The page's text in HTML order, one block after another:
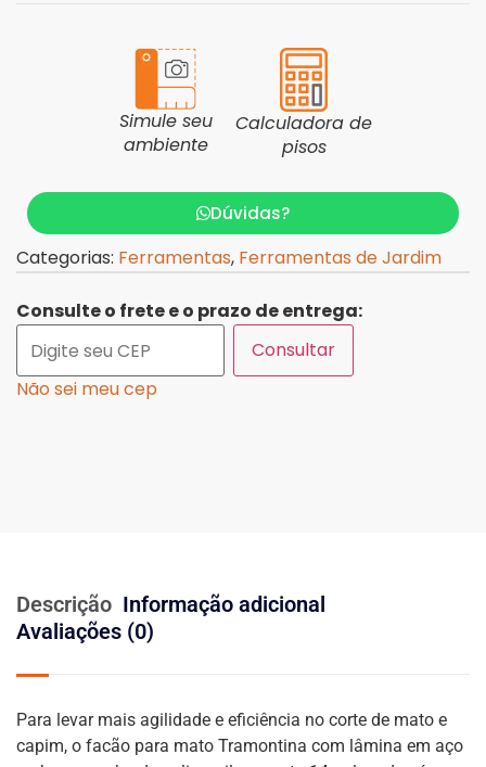
Simule seu
ambiente
Calculadora de
pisos
Dúvidas?
Categorias: Ferramentas, Ferramentas de Jardim
Consulte o frete e o prazo de entrega:
Consultar
Não sei meu cep
Descrição Informação adicional
Avaliações (0)
Para levar mais agilidade e eficiência no corte de mato e
capim, o facão para mato Tramontina com lâmina em aço